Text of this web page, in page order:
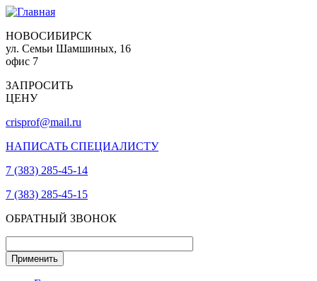
НОВОСИБИРСК
ул. Семьи Шамшиных, 16
офис 7
ЗАПРОСИТЬ
ЦЕНУ
crisprof@mail.ru
НАПИСАТЬ СПЕЦИАЛИСТУ
7 (383) 285-45-14
7 (383) 285-45-15
ОБРАТНЫЙ ЗВОНОК